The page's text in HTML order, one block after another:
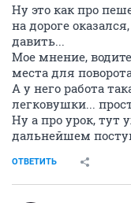
Ну это как про
на дороге
давить...
Мое мнение,
места для
А у него работа
легковушки...
Ну а про урок, тут
дальнейшем
ОТВЕТИТЬ